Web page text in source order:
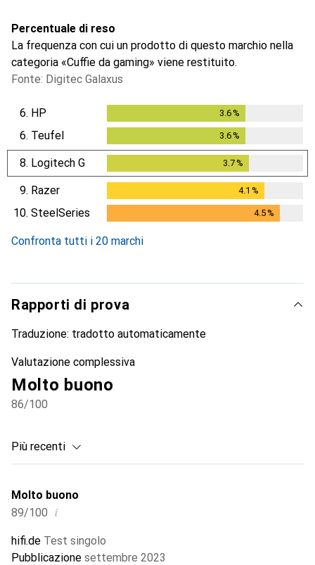
Percentuale di reso
La frequenza con cui un prodotto di questo marchio nella
categoria «Cuffie da gaming» viene restituito.
Fonte: Digitec Galaxus
6. HP 3.6%
6. Teufel 3.6%
8. Logitech G 3.7 %
9. Razer 4.1 %
10. SteelSeries 4.5%
Confronta tutti i 20 marchi
Rapporti di prova
Traduzione: tradotto automaticamente
Valutazione complessiva
Molto buono
86/100
Più recenti
Molto buono
89/100 i
hifi.de Test singolo
Pubblicazione settembre 2023